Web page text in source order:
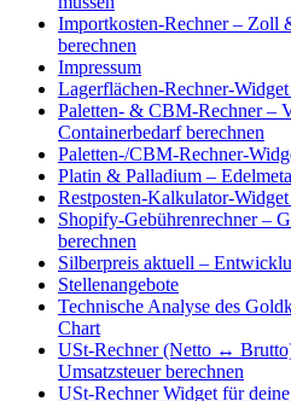
Importkosten-Rechner – Zoll
berechnen
Impressum
Lagerflächen-Rechner-
Paletten- & CBM-Rechner –
Containerbedarf berechnen
Paletten-/CBM-Rechner-
Platin & Palladium –
Restposten-Kalkulator-
Shopify-Gebührenrechner –
berechnen
Silberpreis aktuell –
Stellenangebote
Technische Analyse des
Chart
USt-Rechner (Netto ↔
Umsatzsteuer berechnen
USt-Rechner Widget für